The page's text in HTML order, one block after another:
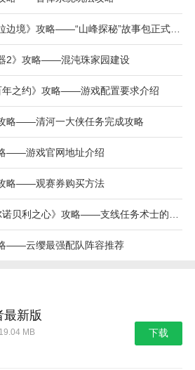
《阿凡达：潘多拉边境》攻略——“山峰探秘”故事包正式推出
2》攻略——混沌珠家园建设
年之约》攻略——游戏配置要求介绍
略——清河一大侠任务完成攻略
——游戏官网地址介绍
略——观赛券购买方法
——云缨最强配队阵容推荐
最新版
MB 下载